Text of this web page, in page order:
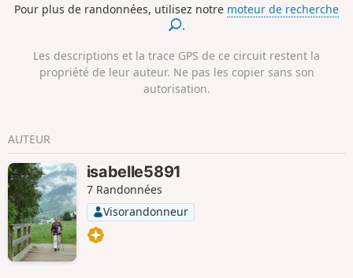
Pour plus de randonnées, utilisez notre moteur de recherche
.
Les descriptions et la trace GPS de ce circuit restent la
propriété de leur auteur. Ne pas les copier sans son
autorisation.
AUTEUR
isabelle5891
7 Randonnées
Visorandonneur